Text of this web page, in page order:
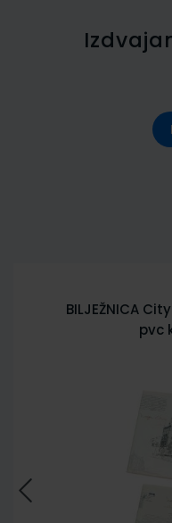
BILJEŽNICA
pvc